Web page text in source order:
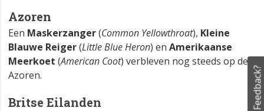
Azoren
Een Maskerzanger(Common Yellowthroat), Kleine
Blauwe Reiger(Little Blue Heron) en Amerikaanse
Meerkoet (American Coot) verbleven nog steeds op de
Azoren.
Britse Eilanden Feedback?